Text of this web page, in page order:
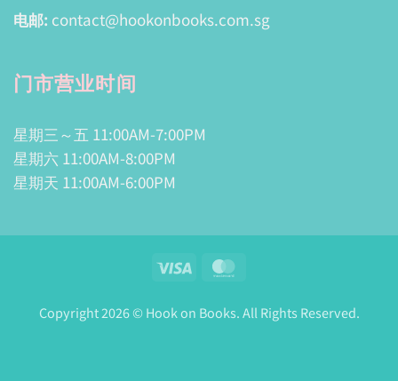
电邮: contact@hookonbooks.com.sg
门市营业时间
星期三～五 11:00AM-7:00PM
星期六 11:00AM-8:00PM
星期天 11:00AM-6:00PM
Visa
Copyright 2026 © Hook on Books. All Rights Reserved.